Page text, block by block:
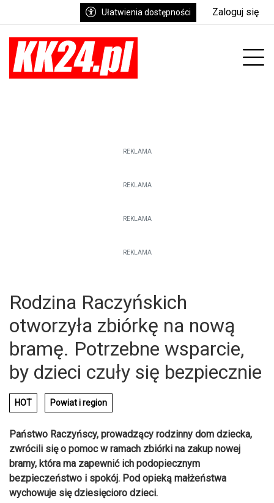
Ułatwienia dostępności Zaloguj się
REKLAMA
REKLAMA
REKLAMA
REKLAMA
Rodzina Raczyńskich
otworzyła zbiórkę na nową
bramę. Potrzebne wsparcie,
by dzieci czuły się bezpiecznie
HOT Powiat i region
Państwo Raczyńscy, prowadzący rodzinny dom dziecka,
zwrócili się o pomoc w ramach zbiórki na zakup nowej
bramy, która ma zapewnić ich podopiecznym
bezpieczeństwo i spokój. Pod opieką małżeństwa
wychowuje się dziesięcioro dzieci.